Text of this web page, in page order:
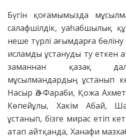
Бүгін қоғамымызда
салафшілдік, уаһабшылық
неше түрлі ағымдарға
исламды ұстануды ту еткен
заманнан қазақ
мұсылмандардың ұстанып
Насыр Әл-Фараби, Қожа
Көпейұлы, Хакім Абай,
ұстанып, бізге мирас етіп
атап айтқанда, Ханафи